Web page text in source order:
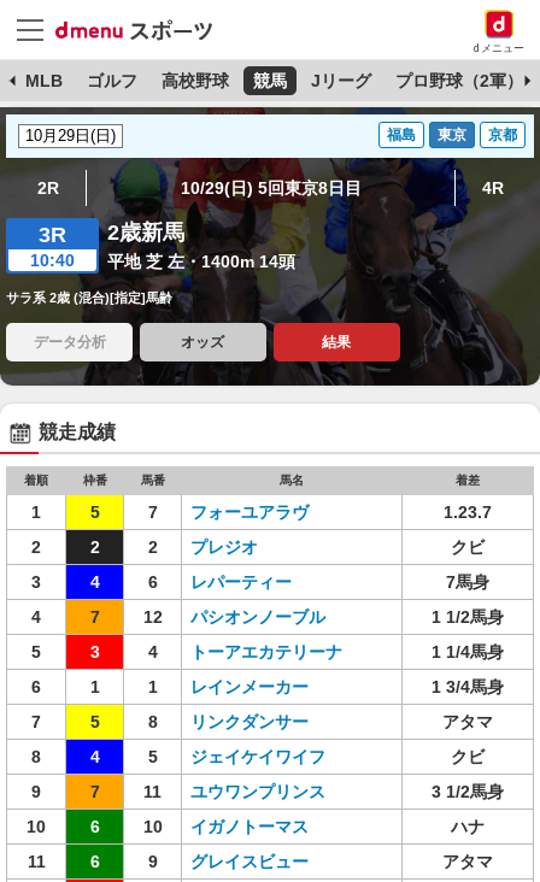
dメニュー
MLB ゴルフ 高校野球 競馬 Jリーグ プロ野球（2軍）
福島 東京 京都
2R 10/29(日) 5回東京8日目 4R
3R
10:40
2歳新馬
平地 芝 左・1400m 14頭
サラ系 2歳 (混合)[指定]馬齢
データ分析 オッズ 結果
競走成績
着順 枠番 馬番 馬名 着差
1 5 7 フォーユアラヴ
1.23.7
2
2 2 プレジオ
クビ
3
4 6 レパーティー
7馬身
4
7 12 パシオンノーブル
1 1/2馬身
5
3 4 トーアエカテリーナ
1 1/4馬身
6
1 1 レインメーカー
1 3/4馬身
7
5 8 リンクダンサー
アタマ
8
4 5 ジェイケイワイフ
クビ
9
7 11 ユウワンプリンス
3 1/2馬身
10
6 10 イガノトーマス
ハナ
11
6 9 グレイスビュー
アタマ